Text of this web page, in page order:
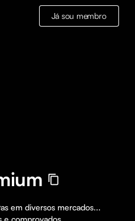
Já sou membro
em diversos mercados...
e comprovados